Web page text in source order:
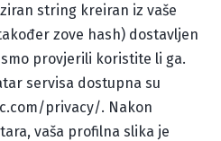
string kreiran iz vaše
zove hash) dostavljen
provjerili koristite li ga.
servisa dostupna su
privacy/. Nakon
vaša profilna slika je